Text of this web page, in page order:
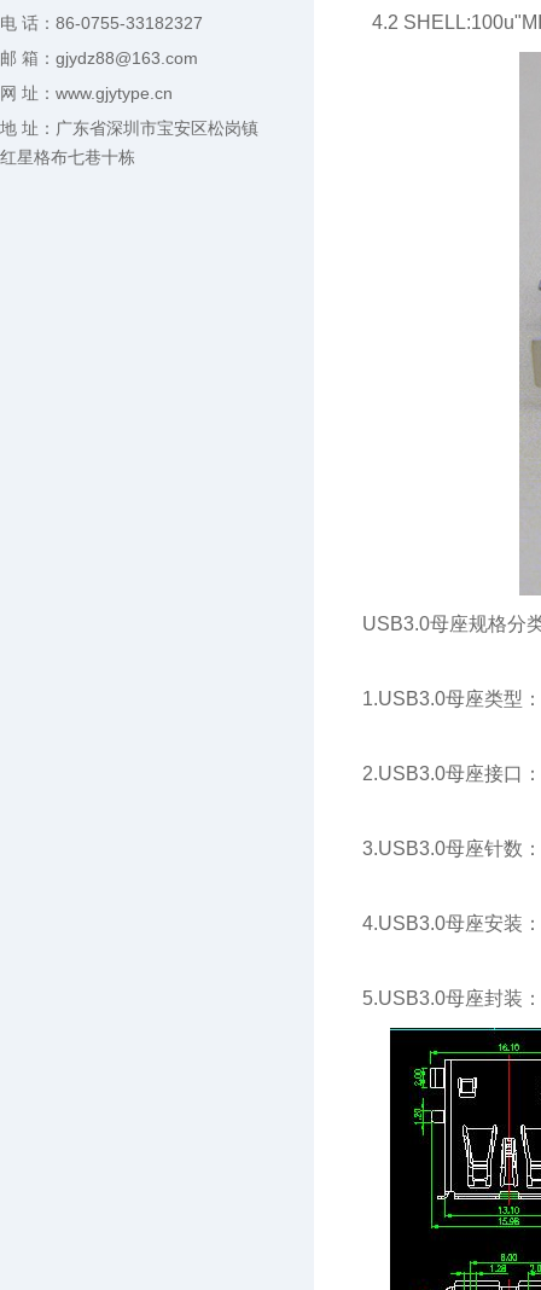
电 话：86-0755-33182327
邮 箱：gjydz88@163.com
网 址：www.gjytype.cn
地 址：广东省深圳市宝安区松岗镇
红星格布七巷十栋
4.2
USB3.0母座规格分
1.USB3.0母座类型
2.USB3.0母座接口
3.USB3.0母座针数
4.USB3.0母座安装
5.USB3.0母座封装